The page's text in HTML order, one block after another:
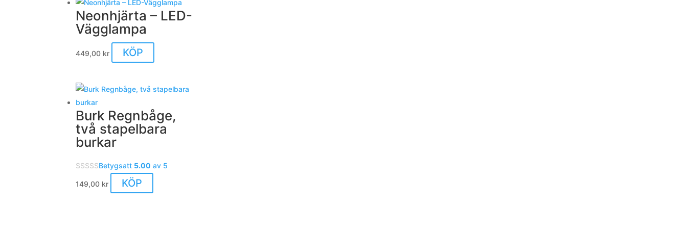
har
flera
De
väljas
på
produktsidan
Neonhjärta – LED-
Vägglampa
449,00 kr KÖP
här
har
varianter.
De
kan
Burk Regnbåge,
två stapelbara
burkar
Betygsatt 5.00 av 5
149,00 kr KÖP